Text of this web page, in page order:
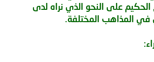
على النحو الذي نراه لدى
في المذاهب المختلفة.